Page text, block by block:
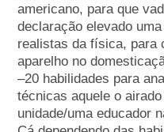
americano, para que
declaração elevado
realistas da física, para
aparelho no
–20 habilidades para
técnicas aquele o
unidade/uma educador